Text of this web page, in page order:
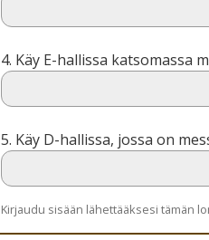
4. Käy E-hallissa katsomassa
5. Käy D-hallissa, jossa on
Kirjaudu sisään lähettääksesi tämän